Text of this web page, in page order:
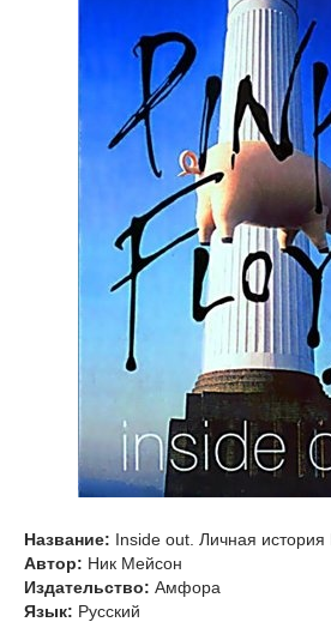
Название: Inside out. Личная история
Автор: Ник Мейсон
Издательство: Амфора
Язык: Русский